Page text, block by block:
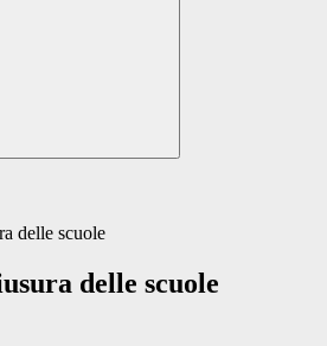
delle scuole
delle scuole